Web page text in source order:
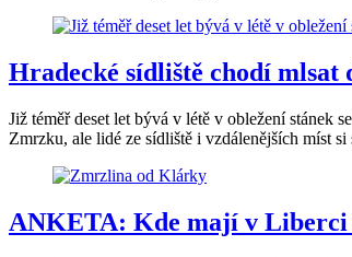
Hradecké sídliště chodí
Již téměř deset let bývá v létě v obležení stánek
Zmrzku, ale lidé ze sídliště i vzdálenějších míst
ANKETA: Kde mají v Liberci